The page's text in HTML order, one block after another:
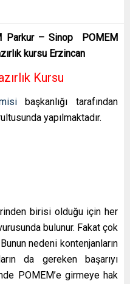
Parkur – Sinop POMEM
kursu Erzincan
Kursu
başkanlığı tarafından
yapılmaktadır.
birisi olduğu için her
bulunur. Fakat çok
nedeni kontenjanların
da gereken başarıyı
POMEM’e girmeye hak